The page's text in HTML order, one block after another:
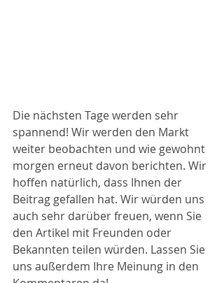
Die nächsten Tage werden sehr
spannend! Wir werden den Markt
weiter beobachten und wie gewohnt
morgen erneut davon berichten. Wir
hoffen natürlich, dass Ihnen der
Beitrag gefallen hat. Wir würden uns
auch sehr darüber freuen, wenn Sie
den Artikel mit Freunden oder
Bekannten teilen würden. Lassen Sie
uns außerdem Ihre Meinung in den